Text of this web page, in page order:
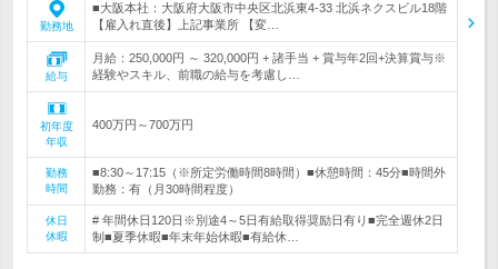
勤務地
■大阪本社：大阪府大阪市中央区北浜東4-33 北浜ネクスビル18階
【雇入れ直後】上記事業所 【変…
給与
月給：250,000円 ～ 320,000円 + 諸手当 + 賞与年2回+決算賞与※
経験やスキル、前職の給与を考慮し…
初年度
年収
400万円～700万円
勤務
時間
■8:30～17:15（※所定労働時間8時間）■休憩時間：45分■時間外
勤務：有（月30時間程度）
休日
休暇
# 年間休日120日※別途4～5日有給取得奨励日有り■完全週休2日
制■夏季休暇■年末年始休暇■有給休…